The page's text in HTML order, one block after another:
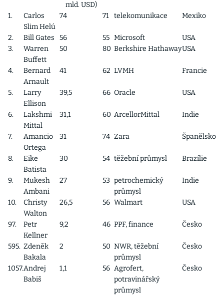
mld. USD)
1.
Carlos
Slim Helú
74 71 telekomunikace Mexiko
2. Bill Gates 56 55 Microsoft
USA
3.
Warren
Buffett
50 80 Berkshire HathawayUSA
4.
Bernard
Arnault
41 62 LVMH Francie
5.
Larry
Ellison
39,5 66 Oracle USA
6.
Lakshmi
Mittal
31,1 60 ArcellorMittal Indie
7.
Amancio
Ortega
31 74 Zara Španělsko
8.
Eike
Batista
30 54 těžební průmysl Brazílie
9.
Mukesh
Ambani
27 53 petrochemický
průmysl
Indie
10.
Christy
Walton
26,5 56 Walmart USA
97.
Petr
Kellner
9,2 46 PPF, finance Česko
595. Zdeněk
Bakala
2 50 NWR, těžební
průmysl
Česko
1057.Andrej
Babiš
1,1 56 Agrofert,
potravinářský
průmysl
Česko